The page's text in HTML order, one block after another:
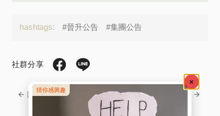
hashtags: #晉升公告 #集團公告
社群分享
回上一頁